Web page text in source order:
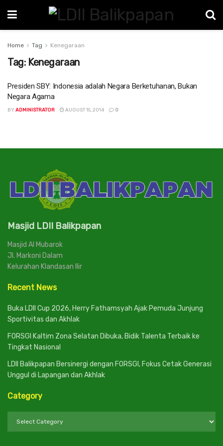
Home Tag Kenegaraan
Tag: Kenegaraan
Presiden SBY: Indonesia adalah Negara Berketuhanan, Bukan
Negara Agama
BY ADMINISTRATOR AUGUST 15, 2014 0
Masjid LDII Balikpapan
Masjid Al Mubarok
Jl. Markoni Dalam
Kelurahan Klandasan Ilir
Recent News
Buka LDII Cup 2026, Herry Fathamsyah Ajak Pemuda Junjung
Sportivitas dan Akhlak
FORSGI Kaltim Zona Selatan Dibuka, Bidik Talenta Terbaik ke
Tingkat Nasional
LDII Balikpapan Bersinergi dengan FORSGI, Fokus Cetak Generasi
Unggul di Lapangan dan Akhlak
Category